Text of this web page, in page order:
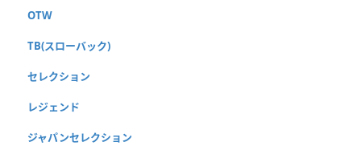
OTW
TB(スローバック)
セレクション
レジェンド
ジャパンセレクション